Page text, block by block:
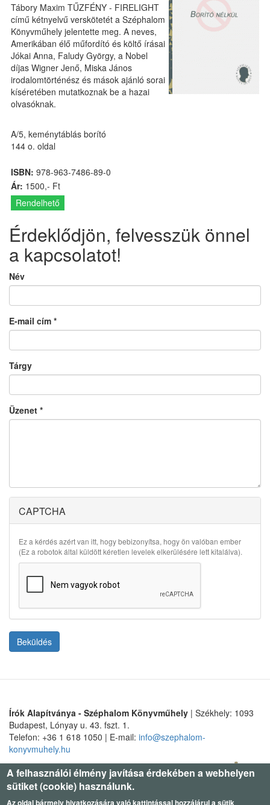
Tábory Maxim TŰZFÉNY - FIRELIGHT
című kétnyelvű verskötetét a Széphalom
Könyvműhely jelentette meg. A neves,
Amerikában élő műfordító és költő írásai
Jókai Anna, Faludy György, a Nobel
díjas Wigner Jenő, Miska János
irodalomtörténész és mások ajánló sorai
kíséretében mutatkoznak be a hazai
olvasóknak.
A/5, keménytáblás borító
144 o. oldal
ISBN: 978-963-7486-89-0
Ár: 1500,- Ft
Rendelhető
Érdeklődjön, felvesszük önnel
a kapcsolatot!
Név
E-mail cím *
Tárgy
Üzenet *
CAPTCHA
Ez a kérdés azért van itt, hogy bebizonyítsa, hogy ön valóban ember
(Ez a robotok által küldött kéretlen levelek elkerülésére lett kitalálva).
Beküldés
Írók Alapítványa - Széphalom Könyvműhely | Székhely: 1093
Budapest, Lónyay u. 43. fszt. 1.
Telefon: +36 1 618 1050 | E-mail: info@szephalom-
konyvmuhely.hu
A felhasználói élmény javítása érdekében a webhelyen
sütiket (cookie) használunk.
Az oldal bármely hivatkozására való kattintással hozzájárul a sütik